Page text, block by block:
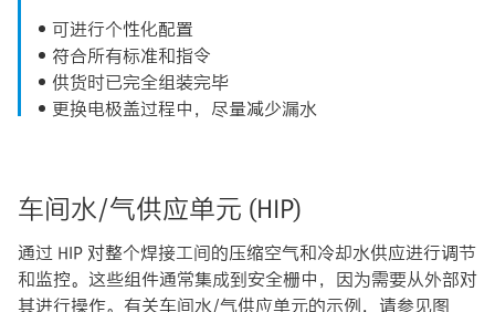
可进行个性化配置
符合所有标准和指令
供货时已完全组装完毕
更换电极盖过程中，尽量减少漏水
车间水/气供应单元 (HIP)
通过 HIP 对整个焊接工间的压缩空气和冷却水供应进行调节
和监控。这些组件通常集成到安全栅中，因为需要从外部对
其进行操作。有关车间水/气供应单元的示例，请参见图